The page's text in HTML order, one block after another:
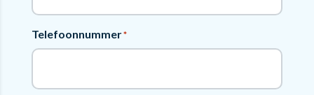
Telefoonnummer*